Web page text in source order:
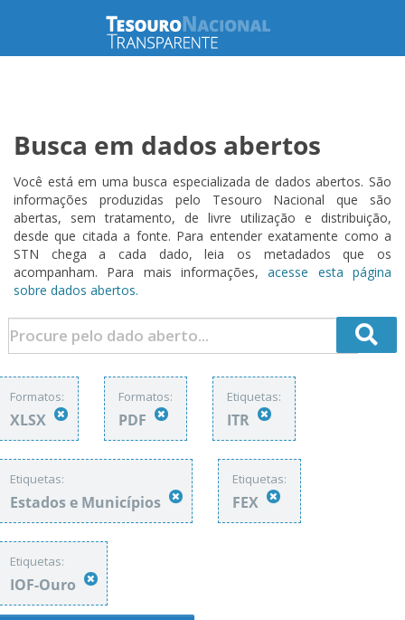
Busca em dados abertos
Você está em uma busca especializada de dados abertos. São
informações produzidas pelo Tesouro Nacional que são
abertas, sem tratamento, de livre utilização e distribuição,
desde que citada a fonte. Para entender exatamente como a
STN chega a cada dado, leia os metadados que os
acompanham. Para mais informações,acesse esta página
sobre dados abertos.
Formatos:
XLSX
Formatos:
PDF
Etiquetas:
ITR
Etiquetas:
Estados e Municípios
Etiquetas:
FEX
Etiquetas:
IOF-Ouro